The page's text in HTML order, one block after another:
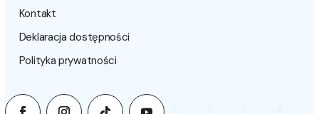
Kontakt
Deklaracja dostępności
Polityka prywatności